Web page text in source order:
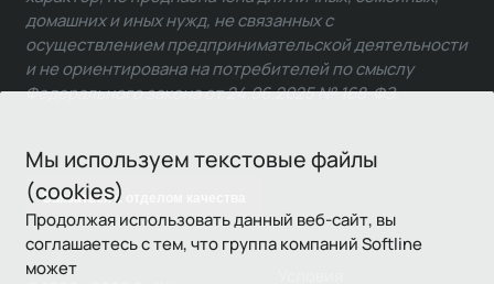
Мы используем текстовые файлы
(cookies)
Продолжая использовать данный веб-сайт, вы
соглашаетесь с тем, что группа компаний Softline
может
Связаться с отделом качества
домашних и иных нужд, не связанных с
осуществлением предпринимательской деятельности
и не ориентирована на потребителей по смыслу
Федерального закона от 24.06.2025 № 168-ФЗ.